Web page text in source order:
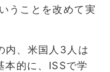
うことを改めて実
内、米国人3人は
本的に、ISSで学